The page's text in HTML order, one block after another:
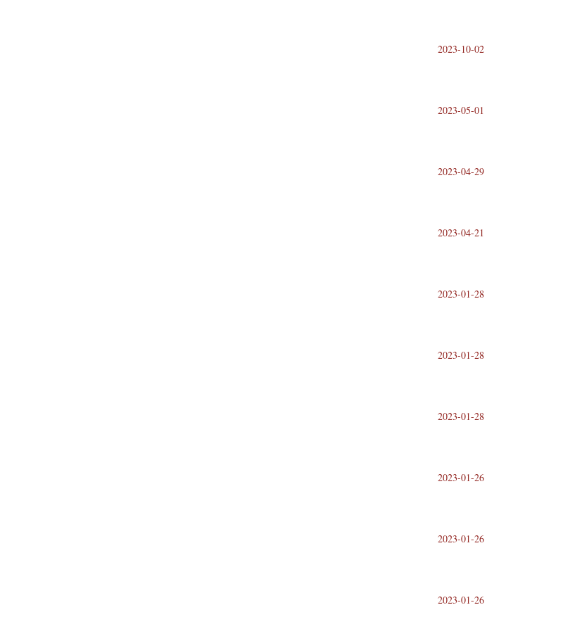
2023-10-02
2023-05-01
2023-04-29
2023-04-21
2023-01-28
2023-01-28
2023-01-28
2023-01-26
2023-01-26
2023-01-26